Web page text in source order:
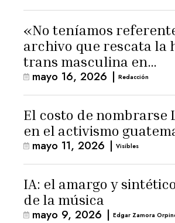
«No teníamos
archivo que rescata la
trans masculina en
Latinoamérica
mayo 16, 2026 | Redacción
El costo de nombrarse
en el activismo
mayo 11, 2026 | Visibles
IA: el amargo y
de la música
mayo 9, 2026 | Edgar Zamora